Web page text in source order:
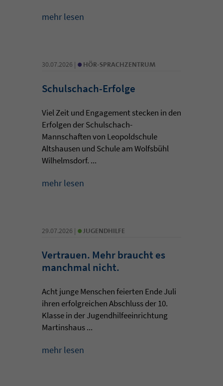
mehr lesen
30.07.2026 | • HÖR-SPRACHZENTRUM
Schulschach-Erfolge
Viel Zeit und Engagement stecken in den
Erfolgen der Schulschach-
Mannschaften von Leopoldschule
Altshausen und Schule am Wolfsbühl
Wilhelmsdorf. ...
mehr lesen
29.07.2026 | • JUGENDHILFE
Vertrauen. Mehr braucht es
manchmal nicht.
Acht junge Menschen feierten Ende Juli
ihren erfolgreichen Abschluss der 10.
Klasse in der Jugendhilfeeinrichtung
Martinshaus ...
mehr lesen